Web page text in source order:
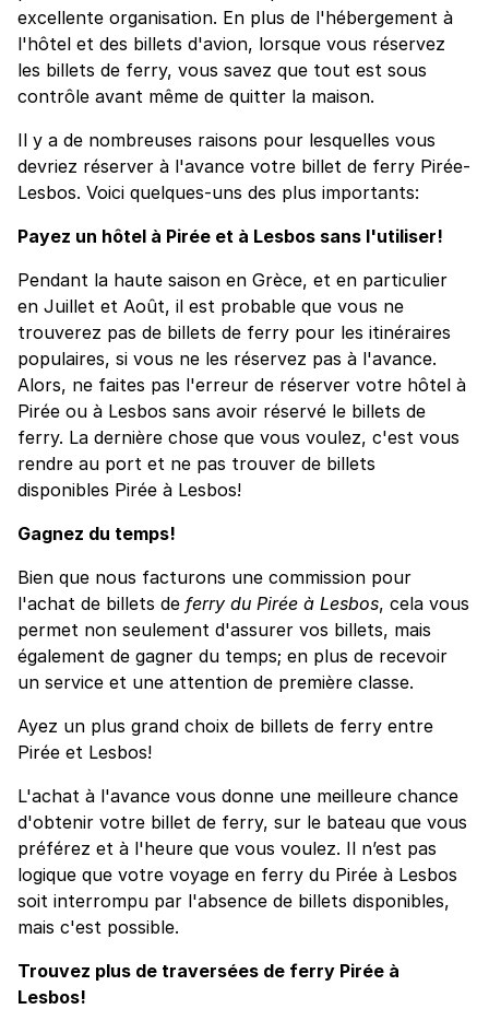
excellente organisation. En plus de l'hébergement à
l'hôtel et des billets d'avion, lorsque vous réservez
les billets de ferry, vous savez que tout est sous
contrôle avant même de quitter la maison.
Il y a de nombreuses raisons pour lesquelles vous
devriez réserver à l'avance votre billet de ferry Pirée-
Lesbos. Voici quelques-uns des plus importants:
Payez un hôtel à Pirée et à Lesbos sans l'utiliser!
Pendant la haute saison en Grèce, et en particulier
en Juillet et Août, il est probable que vous ne
trouverez pas de billets de ferry pour les itinéraires
populaires, si vous ne les réservez pas à l'avance.
Alors, ne faites pas l'erreur de réserver votre hôtel à
Pirée ou à Lesbos sans avoir réservé le billets de
ferry. La dernière chose que vous voulez, c'est vous
rendre au port et ne pas trouver de billets
disponibles Pirée à Lesbos!
Gagnez du temps!
Bien que nous facturons une commission pour
l'achat de billets de ferry du Pirée à Lesbos, cela vous
permet non seulement d'assurer vos billets, mais
également de gagner du temps; en plus de recevoir
un service et une attention de première classe.
Ayez un plus grand choix de billets de ferry entre
Pirée et Lesbos!
L'achat à l'avance vous donne une meilleure chance
d'obtenir votre billet de ferry, sur le bateau que vous
préférez et à l'heure que vous voulez. Il n’est pas
logique que votre voyage en ferry du Pirée à Lesbos
soit interrompu par l'absence de billets disponibles,
mais c'est possible.
Trouvez plus de traversées de ferry Pirée à
Lesbos!